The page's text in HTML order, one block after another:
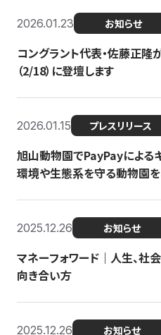
2026.01.23 お知らせ
コングラント代表・佐藤正隆
（2/18）に登壇します
2026.01.15 プレスリリース
旭山動物園でPayPayによる
環境や生態系を守る動物園
2025.12.26 お知らせ
マネーフォワード｜人生、社
向き合い方
2025.12.26 お知らせ